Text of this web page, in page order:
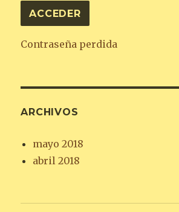
Contraseña perdida
ARCHIVOS
mayo 2018
abril 2018